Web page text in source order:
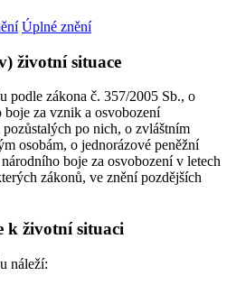
Úplné znění
životní situace
podle zákona č. 357/2005 Sb., o
za vznik a osvobození
po nich, o zvláštním
osobám, o jednorázové peněžní
boje za osvobození v letech
zákonů, ve znění pozdějších
k životní situaci
náleží: